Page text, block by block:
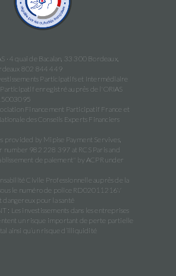
· 4 quai de Bacalan, 33 300 Bordeaux,
802 844 449
Participatifs et Intermédiaire
enregistré auprès de l'ORIAS
Financement Participatif France et
des Conseils Experts Financiers
provided by Mipise Payment Servives,
number 982 228 397 at RCS Paris and
de paiement" by ACPR under
Civile Professionnelle auprès de la
le numéro de police RD02011216Y
dangereux pour la santé
: Les investissements dans les entreprises
un risque important de perte partielle
ainsi qu’un risque d’illiquidité